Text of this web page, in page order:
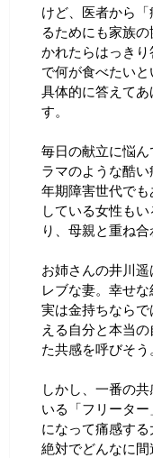
けど、医者から
るためにも家族
かれたらはっき
で何が食べたい
具体的に答えて
す。
毎日の献立に悩
ラマのような酷
年期障害世代で
している女性も
り、母親と重ね
お姉さんの井川
レブな妻。幸せな
実は金持ちなら
える自分と本当
た共感を呼びそう
しかし、一番の
いる「フリータ
になって痛感す
絶対でどんなに